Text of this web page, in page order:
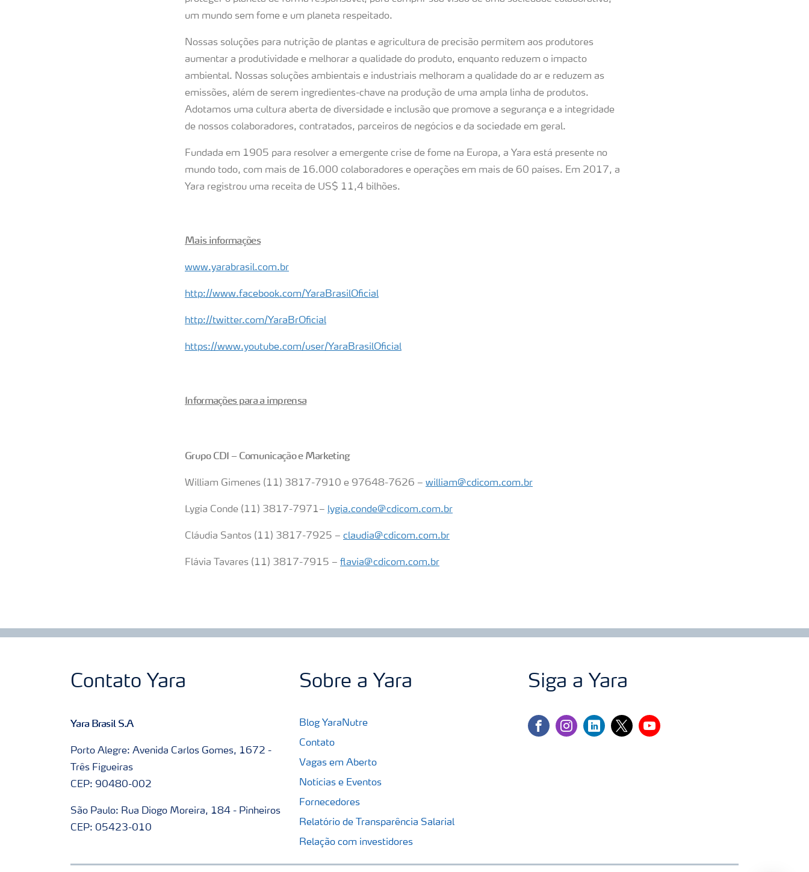
um mundo sem fome e um planeta respeitado.
Nossas soluções para nutrição de plantas e agricultura de precisão permitem aos produtores
aumentar a produtividade e melhorar a qualidade do produto, enquanto reduzem o impacto
ambiental. Nossas soluções ambientais e industriais melhoram a qualidade do ar e reduzem as
emissões, além de serem ingredientes-chave na produção de uma ampla linha de produtos.
Adotamos uma cultura aberta de diversidade e inclusão que promove a segurança e a integridade
de nossos colaboradores, contratados, parceiros de negócios e da sociedade em geral.
Fundada em 1905 para resolver a emergente crise de fome na Europa, a Yara está presente no
mundo todo, com mais de 16.000 colaboradores e operações em mais de 60 países. Em 2017, a
Yara registrou uma receita de US$ 11,4 bilhões.
Mais informações
www.yarabrasil.com.br
http://www.facebook.com/YaraBrasilOficial
http://twitter.com/YaraBrOficial
https://www.youtube.com/user/YaraBrasilOficial
Informações para a imprensa
Grupo CDI – Comunicação e Marketing
William Gimenes (11) 3817-7910 e 97648-7626 – william@cdicom.com.br
Lygia Conde (11) 3817-7971– lygia.conde@cdicom.com.br
Cláudia Santos (11) 3817-7925 – claudia@cdicom.com.br
Flávia Tavares (11) 3817-7915 – flavia@cdicom.com.br
Contato Yara
Yara Brasil S.A
Porto Alegre: Avenida Carlos Gomes, 1672 -
Três Figueiras
CEP: 90480-002
São Paulo: Rua Diogo Moreira, 184 - Pinheiros
CEP: 05423-010
Sobre a Yara
Blog YaraNutre
Contato
Vagas em Aberto
Notícias e Eventos
Fornecedores
Relatório de Transparência Salarial
Relação com investidores
Siga a Yara
facebookinstagramlinkedintwitteryoutube